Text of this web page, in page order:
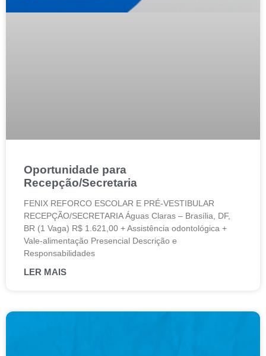
Oportunidade para
Recepção/Secretaria
FENIX REFORCO ESCOLAR E PRÉ-VESTIBULAR
RECEPÇÃO/SECRETARIA Águas Claras – Brasília, DF,
BR (1 Vaga) R$ 1.621,00 + Assistência odontológica +
Vale-alimentação Presencial Descrição e
Responsabilidades
LER MAIS